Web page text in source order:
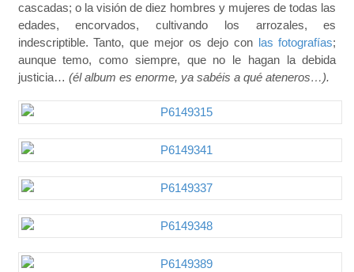
cascadas; o la visión de diez hombres y mujeres de todas las
edades, encorvados, cultivando los arrozales, es
indescriptible. Tanto, que mejor os dejo con las fotografías;
aunque temo, como siempre, que no le hagan la debida
justicia… (él album es enorme, ya sabéis a qué ateneros…).